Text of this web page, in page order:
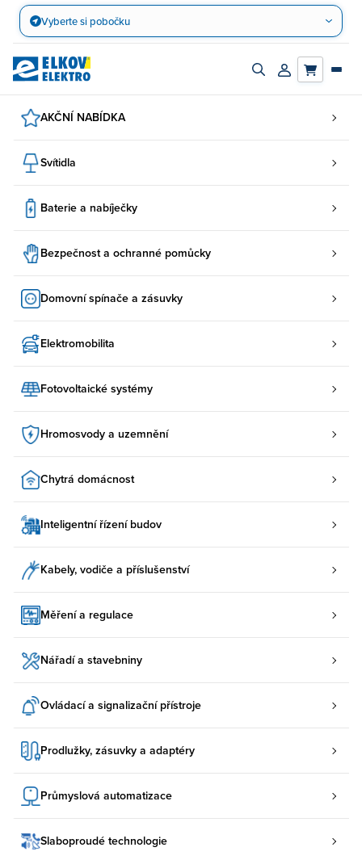
Přejít
obsah
Vyberte si pobočku
Zapnout/vypnout
Přihlásit/
AKČNÍ NABÍDKA
Svítidla
Baterie a nabíječky
Bezpečnost a ochranné pomůcky
Domovní spínače a zásuvky
Elektromobilita
Fotovoltaické systémy
Hromosvody a uzemnění
Chytrá domácnost
Inteligentní řízení budov
Kabely, vodiče a příslušenství
Měření a regulace
Nářadí a stavebniny
Ovládací a signalizační přístroje
Prodlužky, zásuvky a adaptéry
Průmyslová automatizace
Slaboproudé technologie